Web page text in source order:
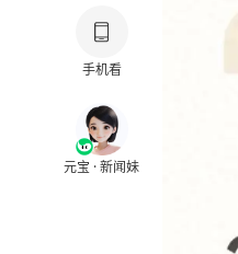
手机看
元宝 · 新闻妹